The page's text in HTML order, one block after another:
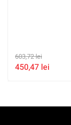
603,72lei
450,47 lei